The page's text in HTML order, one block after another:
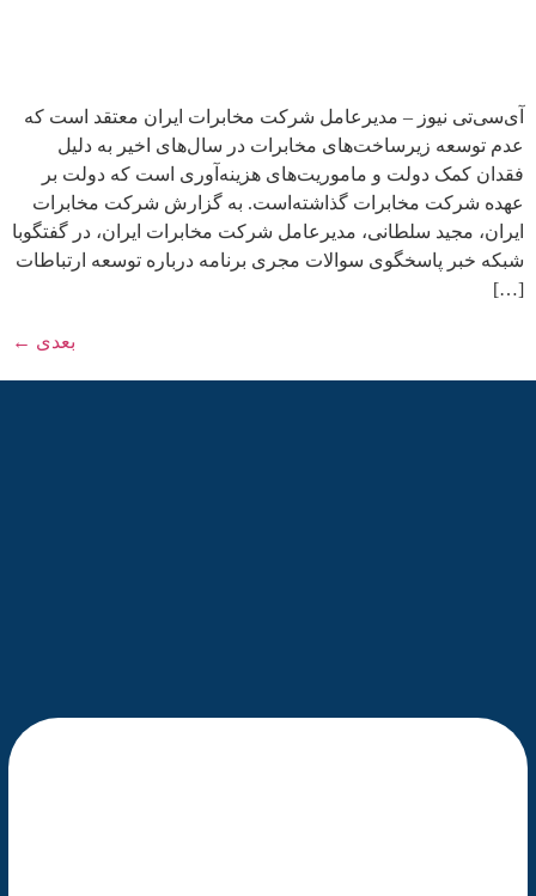
آی‌سی‌تی نیوز – مدیرعامل شرکت مخابرات ایران معتقد است که
عدم توسعه زیرساخت‌های مخابرات در سال‌های اخیر به دلیل
فقدان کمک دولت و ماموریت‌های هزینه‌آوری است که دولت بر
عهده شرکت مخابرات گذاشته‌است. به گزارش شرکت مخابرات
ایران، مجید سلطانی، مدیرعامل شرکت مخابرات ایران، در گفتگوبا
شبکه خبر پاسخگوی سوالات مجری برنامه درباره توسعه ارتباطات
[…]
بعدی ←